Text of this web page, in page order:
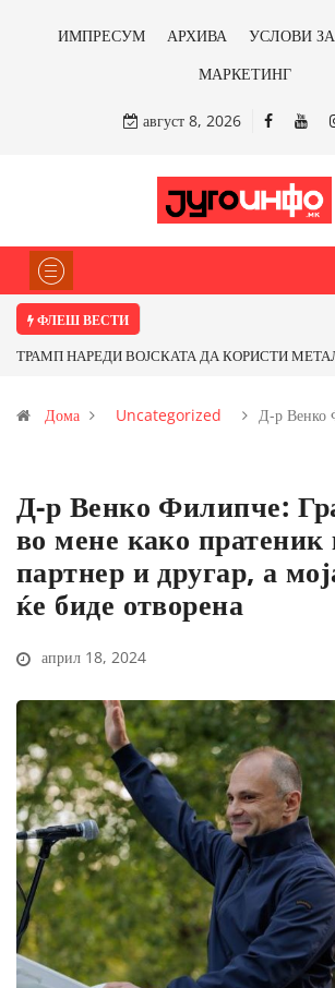
ИМПРЕСУМ АРХИВА
УСЛОВИ
МАРКЕТИНГ
август 8, 2026
ФЛЕШ ВЕСТИ
ТРАМП НАРЕДИ ВОЈСКАТА ДА КОРИСТИ
Иловица и со антимонот?
Дома Uncategorized Д-р Венко
Д-р Венко Филипче:
во мене како пратеник
партнер и другар, а
ќе биде отворена
април 18, 2024